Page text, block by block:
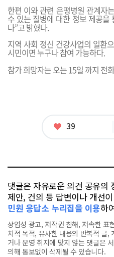
한편 이와 관련 은평병원 관계자
수 있는 질병에 대한 정보 제공
다”고 밝혔다.
지역 사회 정신 건강사업의 일환
시민이면 누구나 참여 가능하다.
참가 희망자는 오는 15일 까지 전
좋
39
댓글은 자유로운 의견 공유의
제안, 건의 등 답변이나 개선
민원 응답소 누리집을 이용하
상업성 광고, 저작권 침해, 저속한 표
치적 목적, 유사한 내용의 반복적 글,
거나 운영 취지에 맞지 않는 댓글은
의해 통보없이 삭제될 수 있습니다.